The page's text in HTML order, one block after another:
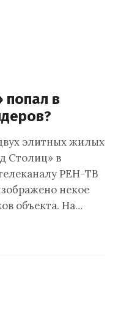
в
элитных жилых
Столиц» в
РЕН-ТВ
некое
объекта. На…